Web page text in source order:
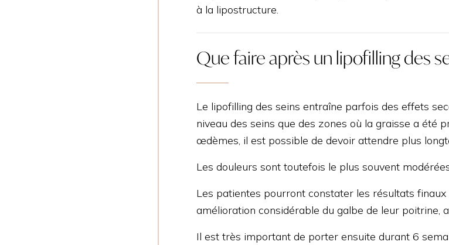
à la lipostructure.
Que faire après un lipofilling des
Le lipofilling des seins entraîne parfois des effets
niveau des seins que des zones où la graisse a été
œdèmes, il est possible de devoir attendre plus
Les douleurs sont toutefois le plus souvent
Les patientes pourront constater les résultats
amélioration considérable du galbe de leur poitrine,
Il est très important de porter ensuite durant 6